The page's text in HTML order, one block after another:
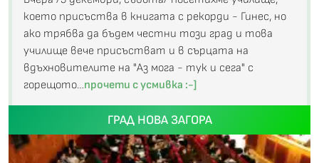
което присъства в книгата с рекорди - Гинес, но
ако трябва да бъдем честни този град и това
училище вече присъстват и в сърцата на
вдъхновителите на "Аз мога - тук и сега" с
горещото…прочети с усмивка :-]
ГРАД НОВА ЗАГОРА